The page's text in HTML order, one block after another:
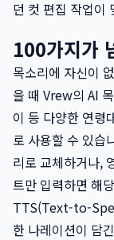
던 컷 편집 작업이
100가지가
목소리에 자신이
을 때 Vrew의 AI
이 등 다양한 연령
로 사용할 수 있습
리로 교체하거나,
트만 입력하면 해
TTS(Text-to-
한 나레이션이 담